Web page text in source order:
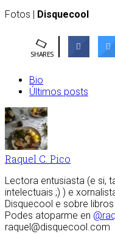
Fotos |
Disquecool
SHARES
Bio
Últimos posts
Raquel C. Pico
Lectora entusiasta (e si,
intelectuais ;) ) e
Disquecool e sobre
Podes atoparme en
raquel@disquecool.com